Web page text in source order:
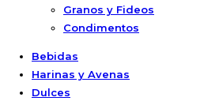
Granos y Fideos
Condimentos
Bebidas
Harinas y Avenas
Dulces